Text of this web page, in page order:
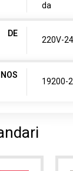
da
DE
220V-
19200-